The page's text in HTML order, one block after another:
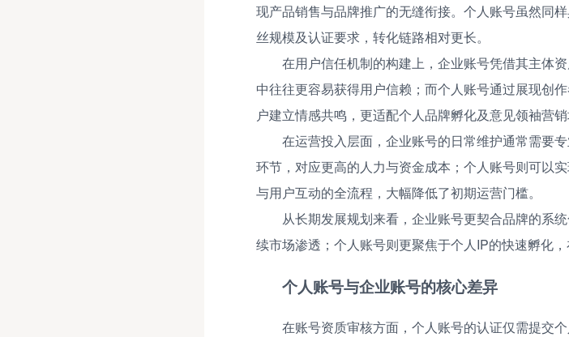
现产品销售与品牌推广的无缝衔接。个人账号虽然同
丝规模及认证要求，转化链路相对更长。
在用户信任机制的构建上，企业账号凭借其主体
中往往更容易获得用户信赖；而个人账号通过展现创
户建立情感共鸣，更适配个人品牌孵化及意见领袖营销
在运营投入层面，企业账号的日常维护通常需要
环节，对应更高的人力与资金成本；个人账号则可以
与用户互动的全流程，大幅降低了初期运营门槛。
从长期发展规划来看，企业账号更契合品牌的系
续市场渗透；个人账号则更聚焦于个人IP的快速孵化，
个人账号与企业账号的核心差异
在账号资质审核方面，个人账号的认证仅需提交